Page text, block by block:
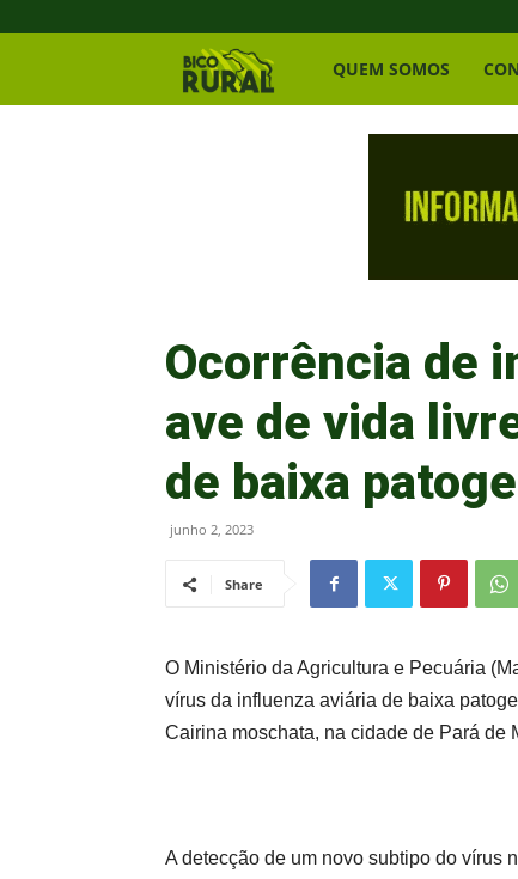
Bico
QUEM SOMOS
Ocorrência de
ave de vida
de baixa
junho 2, 2023
Share
O Ministério da Agricultura e Pecuária
vírus da influenza aviária de baixa
Cairina moschata, na cidade de Pará de
A detecção de um novo subtipo do vírus